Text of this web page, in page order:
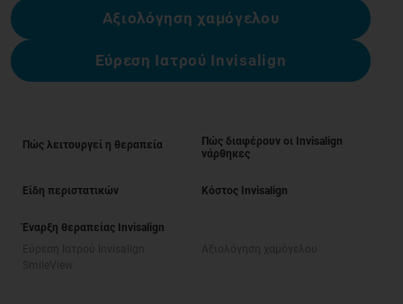
Αξιολόγηση χαμόγελου
Εύρεση Ιατρού Invisalign
Πώς λειτουργεί η θεραπεία
Πώς διαφέρουν οι Invisalign
νάρθηκες
Είδη περιστατικών Κόστος Invisalign
Έναρξη θεραπείας Invisalign